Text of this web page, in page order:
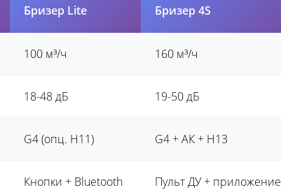
Бризер Lite Бризер 4S
100 м³/ч 160 м³/ч
18-48 дБ 19-50 дБ
G4 (опц. H11) G4 + АК + H13
Кнопки + Bluetooth Пульт ДУ + приложение